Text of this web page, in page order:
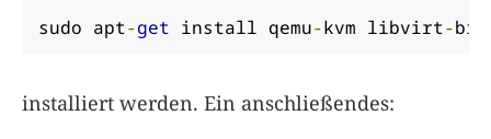
sudo apt-get install qemu-kvm libvirt-
installiert werden. Ein anschließendes: